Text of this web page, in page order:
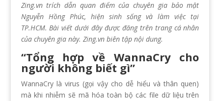
Zing.vn trích dẫn quan điểm của chuyên gia bảo mật
Nguyễn Hồng Phúc, hiện sinh sống và làm việc tại
TP.HCM. Bài viết dưới đây được đăng trên trang cá nhân
của chuyên gia này. Zing.vn biên tập nội dung.
“Tổng hợp về WannaCry cho
người không biết gì”
WannaCry là virus (gọi vậy cho dễ hiểu và thân quen)
mà khi nhiễm sẽ mã hóa toàn bộ các file dữ liệu trên